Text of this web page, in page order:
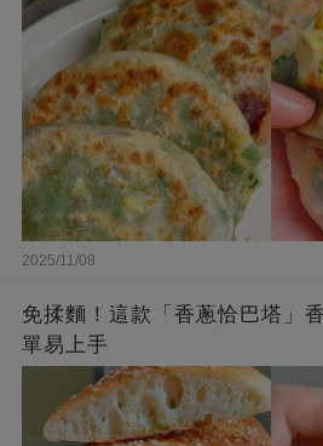
2025/11/08
免揉麵！這款「香蔥恰巴塔」
單易上手